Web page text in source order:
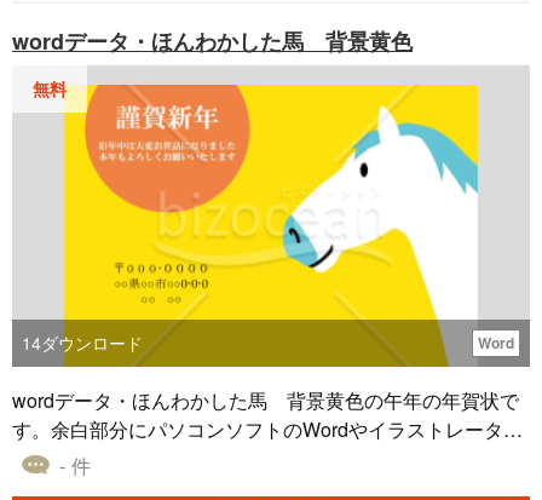
wordデータ・ほんわかした馬 背景黄色
無料
14ダウンロード Word
wordデータ・ほんわかした馬 背景黄色の午年の年賀状で
す。余白部分にパソコンソフトのWordやイラストレータ
ー、フォトショップなどで、挨拶文、郵便番号、ご住所、
- 件